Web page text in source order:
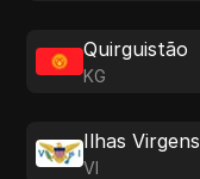
Quirguistão
KG
Ilhas Virgens
VI